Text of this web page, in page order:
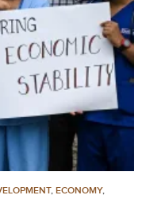
, ECONOMY,